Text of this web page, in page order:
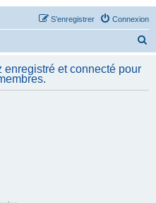
Connexion
S’enregistrer
h
enregistré et connecté pour